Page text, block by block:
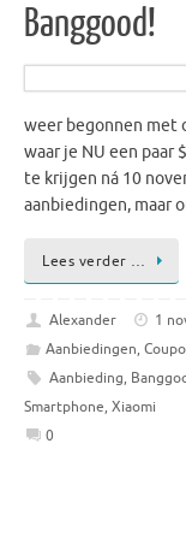
Banggood!
weer begonnen met
waar je NU een paar
te krijgen ná 10
aanbiedingen, maar
Lees verder …
Alexander
1
Aanbiedingen,
Aanbieding,
Smartphone, Xiaomi
0